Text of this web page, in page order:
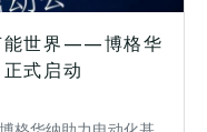
能世界——博格华
式启动